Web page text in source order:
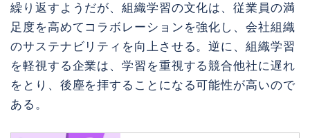
繰り返すようだが、組織学習の文化は、従業員の満
足度を高めてコラボレーションを強化し、会社組織
のサステナビリティを向上させる。逆に、組織学習
を軽視する企業は、学習を重視する競合他社に遅れ
をとり、後塵を拝することになる可能性が高いので
ある。